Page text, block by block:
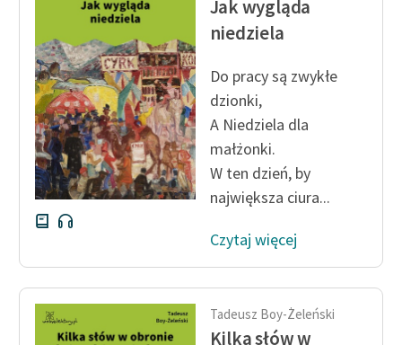
Ręce pełne poezji
Kolekcje edukacyjne
twórców przechodzących
do domeny publicznej,
lektur szkolnych oraz
Starego Testamentu
Odkurzamy bohaterów
Szkoła Poezji Wolnych
Lektur
O nas
Kontakt
O projekcie
Jak wygląda
niedziela
Do pracy są zwykłe
dzionki,
A Niedziela dla
małżonki.
W ten dzień, by
największa ciura...
Czytaj więcej
Tadeusz Boy-Żeleński
Kilka słów w